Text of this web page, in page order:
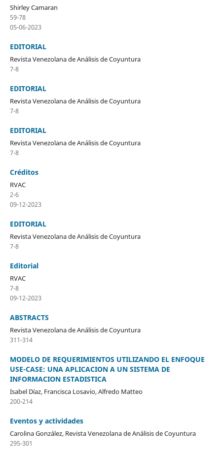
Shirley Camaran
59-78
05-06-2023
EDITORIAL
Revista Venezolana de Análisis de Coyuntura
7-8
EDITORIAL
Revista Venezolana de Análisis de Coyuntura
7-8
EDITORIAL
Revista Venezolana de Análisis de Coyuntura
7-8
Créditos
RVAC
2-6
09-12-2023
EDITORIAL
Revista Venezolana de Análisis de Coyuntura
7-8
Editorial
RVAC
7-8
09-12-2023
ABSTRACTS
Revista Venezolana de Análisis de Coyuntura
311-314
MODELO DE REQUERIMIENTOS UTILIZANDO EL ENFOQUE
USE-CASE: UNA APLICACION A UN SISTEMA DE
INFORMACION ESTADISTICA
Isabel Díaz, Francisca Losavio, Alfredo Matteo
200-214
Eventos y actividades
Carolina González, Revista Venezolana de Análisis de Coyuntura
295-301